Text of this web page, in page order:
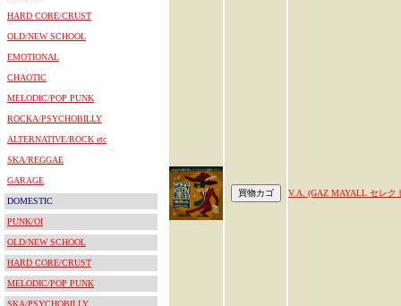
HARD CORE/CRUST
OLD/NEW SCHOOL
EMOTIONAL
CHAOTIC
MELODIC/POP PUNK
ROCKA/PSYCHOBILLY
ALTERNATIVE/ROCK etc
SKA/REGGAE
GARAGE
DOMESTIC
PUNK/OI
OLD/NEW SCHOOL
HARD CORE/CRUST
MELODIC/POP PUNK
SKA/PSYCHOBILLY
V.A. (GAZ MAYALL セレク